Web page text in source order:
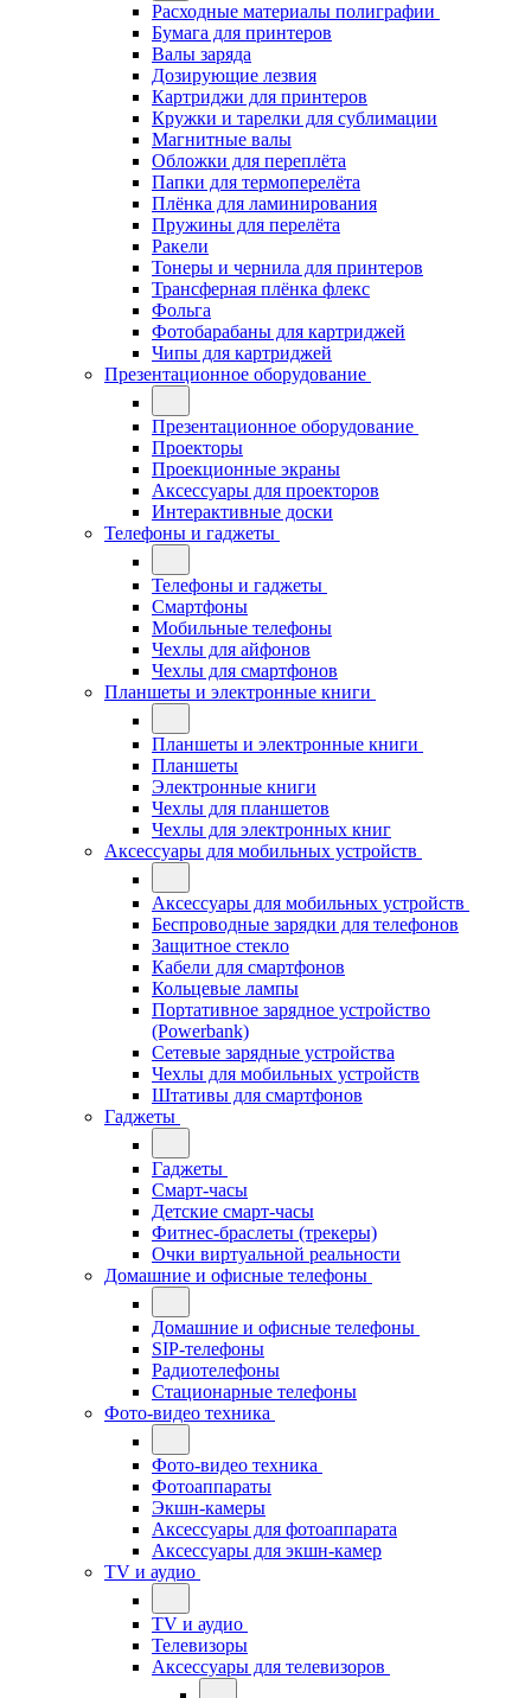
Расходные материалы полиграфии
Бумага для принтеров
Валы заряда
Дозирующие лезвия
Картриджи для принтеров
Кружки и тарелки для сублимации
Магнитные валы
Обложки для переплёта
Папки для термоперелёта
Плёнка для ламинирования
Пружины для перелёта
Ракели
Тонеры и чернила для принтеров
Трансферная плёнка флекс
Фольга
Фотобарабаны для картриджей
Чипы для картриджей
Презентационное оборудование
Презентационное оборудование
Проекторы
Проекционные экраны
Аксессуары для проекторов
Интерактивные доски
Телефоны и гаджеты
Телефоны и гаджеты
Смартфоны
Мобильные телефоны
Чехлы для айфонов
Чехлы для смартфонов
Планшеты и электронные книги
Планшеты и электронные книги
Планшеты
Электронные книги
Чехлы для планшетов
Чехлы для электронных книг
Аксессуары для мобильных устройств
Аксессуары для мобильных устройств
Беспроводные зарядки для телефонов
Защитное стекло
Кабели для смартфонов
Кольцевые лампы
Портативное зарядное устройство
(Powerbank)
Сетевые зарядные устройства
Чехлы для мобильных устройств
Штативы для смартфонов
Гаджеты
Гаджеты
Смарт-часы
Детские смарт-часы
Фитнес-браслеты (трекеры)
Очки виртуальной реальности
Домашние и офисные телефоны
Домашние и офисные телефоны
SIP-телефоны
Радиотелефоны
Стационарные телефоны
Фото-видео техника
Фото-видео техника
Фотоаппараты
Экшн-камеры
Аксессуары для фотоаппарата
Аксессуары для экшн-камер
TV и аудио
TV и аудио
Телевизоры
Аксессуары для телевизоров